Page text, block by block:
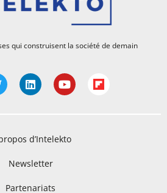
qui construisent la société de demain
d’Intelekto
Newsletter
Partenariats